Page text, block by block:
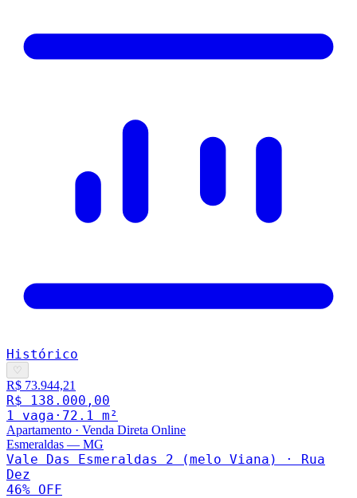
Histórico
♡
R$ 73.944,21
R$ 138.000,00
1 vaga · 72.1 m²
Apartamento · Venda Direta Online
Esmeraldas — MG
Vale Das Esmeraldas 2 (melo Viana) · Rua
Dez
46% OFF